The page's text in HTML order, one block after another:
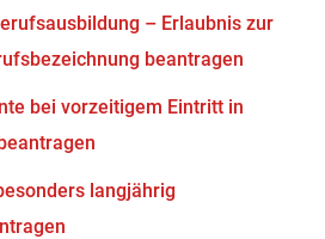
– Erlaubnis zur
beantragen
bei vorzeitigem Eintritt in
langjährig